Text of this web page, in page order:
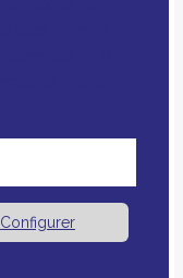
Configurer